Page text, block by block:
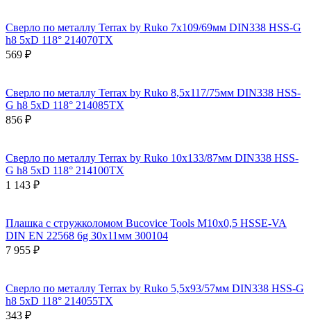
Сверло по металлу Terrax by Ruko 7x109/69мм DIN338 HSS-G
h8 5xD 118° 214070TX
569 ₽
Сверло по металлу Terrax by Ruko 8,5x117/75мм DIN338 HSS-
G h8 5xD 118° 214085TX
856 ₽
Сверло по металлу Terrax by Ruko 10x133/87мм DIN338 HSS-
G h8 5xD 118° 214100TX
1 143 ₽
Плашка с стружколомом Bucovice Tools М10х0,5 HSSE-VA
DIN EN 22568 6g 30х11мм 300104
7 955 ₽
Сверло по металлу Terrax by Ruko 5,5x93/57мм DIN338 HSS-G
h8 5xD 118° 214055TX
343 ₽